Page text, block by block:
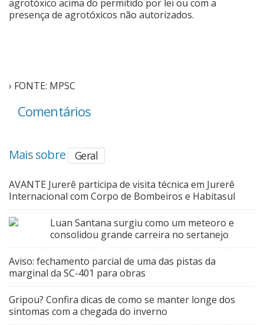
agrotóxico acima do permitido por lei ou com a
presença de agrotóxicos não autorizados.
› FONTE: MPSC
Comentários
Mais sobre Geral
AVANTE Jurerê participa de visita técnica em Jurerê
Internacional com Corpo de Bombeiros e Habitasul
Luan Santana surgiu como um meteoro e
consolidou grande carreira no sertanejo
Aviso: fechamento parcial de uma das pistas da
marginal da SC-401 para obras
Gripou? Confira dicas de como se manter longe dos
sintomas com a chegada do inverno